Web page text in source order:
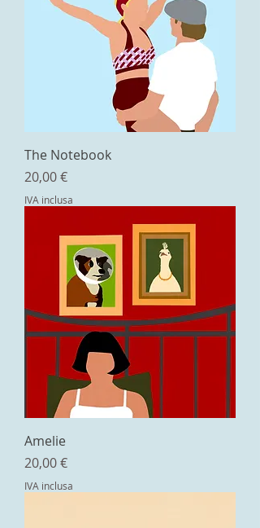
The Notebook
Prezzo
20,00 €
IVA inclusa
Amelie
Prezzo
20,00 €
IVA inclusa